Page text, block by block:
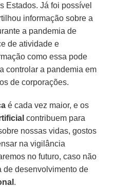
Estados. Já foi possível
informação sobre a
a pandemia de
de atividade e
como essa pode
controlar a pandemia em
de corporações.
é cada vez maior, e os
contribuem para
nossas vidas, gostos
na vigilância
no futuro, caso não
de desenvolvimento de
.